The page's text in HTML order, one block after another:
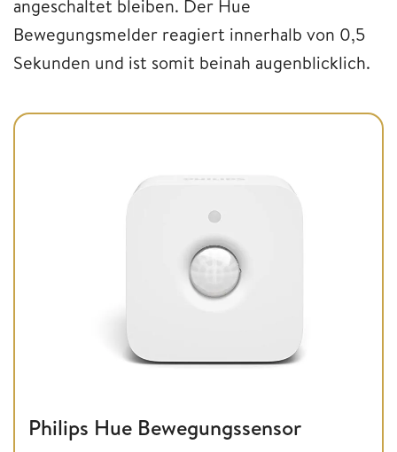
angeschaltet bleiben. Der Hue
Bewegungsmelder reagiert innerhalb von 0,5
Sekunden und ist somit beinah augenblicklich.
Philips Hue Bewegungssensor